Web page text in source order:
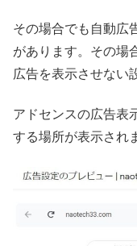
その場合でも自動広
があります。その場
広告を表示させない
アドセンスの広告表
する場所が表示され